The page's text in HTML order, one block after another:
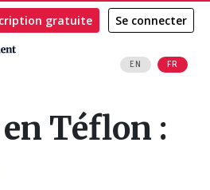
EN FR
gratuite Se connecter
Téflon :